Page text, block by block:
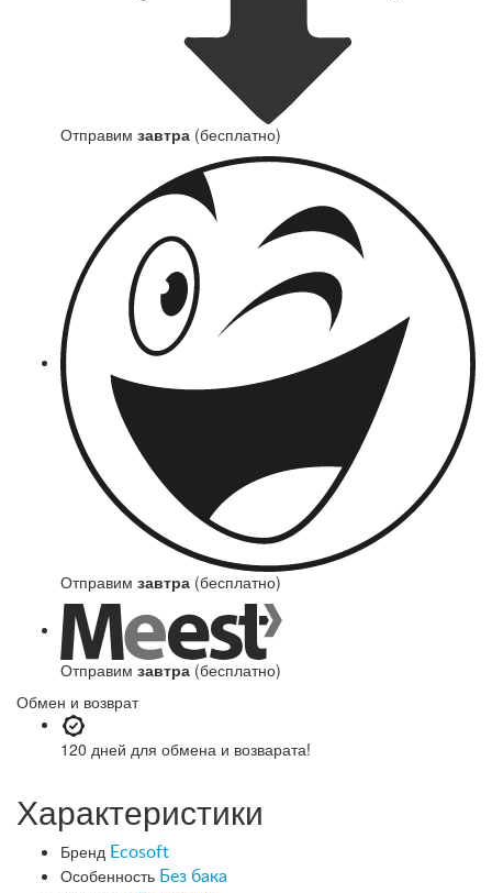
Отправим завтра (бесплатно)
Отправим завтра (бесплатно)
Отправим завтра (бесплатно)
Обмен и возврат
120 дней для обмена и возварата!
Характеристики
Бренд Ecosoft
Особенность Без бака